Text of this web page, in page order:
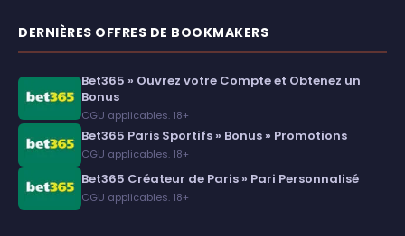
DERNIÈRES OFFRES DE BOOKMAKERS
Bet365 » Ouvrez votre Compte et Obtenez un
Bonus
CGU applicables. 18+
Bet365 Paris Sportifs » Bonus » Promotions
CGU applicables. 18+
Bet365 Créateur de Paris » Pari Personnalisé
CGU applicables. 18+